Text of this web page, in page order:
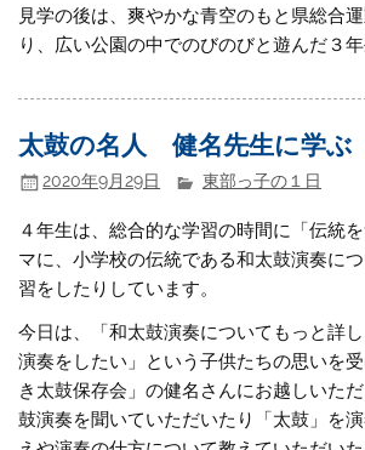
見学の後は、爽やかな青空のもと県総合
り、広い公園の中でのびのびと遊んだ３年
太鼓の名人 健名先生に学ぶ
2020年9月29日 東部っ子の１日
４年生は、総合的な学習の時間に「伝統
マに、小学校の伝統である和太鼓演奏に
習をしたりしています。
今日は、「和太鼓演奏についてもっと詳
演奏をしたい」という子供たちの思いを
き太鼓保存会」の健名さんにお越しいた
鼓演奏を聞いていただいたり「太鼓」を